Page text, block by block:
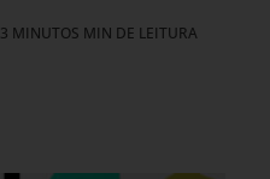
3 MINUTOS MIN DE LEITURA